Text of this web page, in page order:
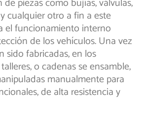
de piezas como bujías, válvulas,
cualquier otro a fin a este
el funcionamiento interno
de los vehículos. Una vez
sido fabricadas, en los
o cadenas se ensamble,
manualmente para
de alta resistencia y